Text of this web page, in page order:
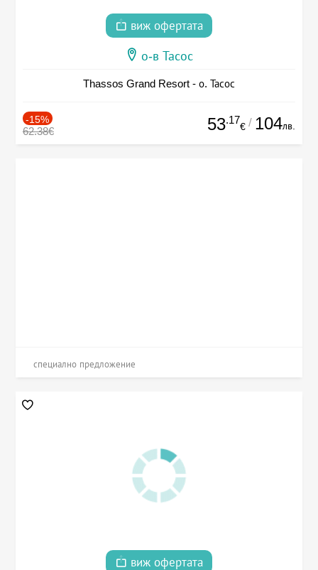
виж офертата
о-в Тасос
Thassos Grand Resort - о. Тасос
-15%
62.38€ 53.17
€ / 104лв.
специално предложение
виж офертата